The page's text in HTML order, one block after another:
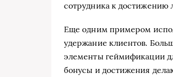
сотрудника к достижению
Еще одним примером
удержание клиентов.
элементы геймификации
бонусы и достижения